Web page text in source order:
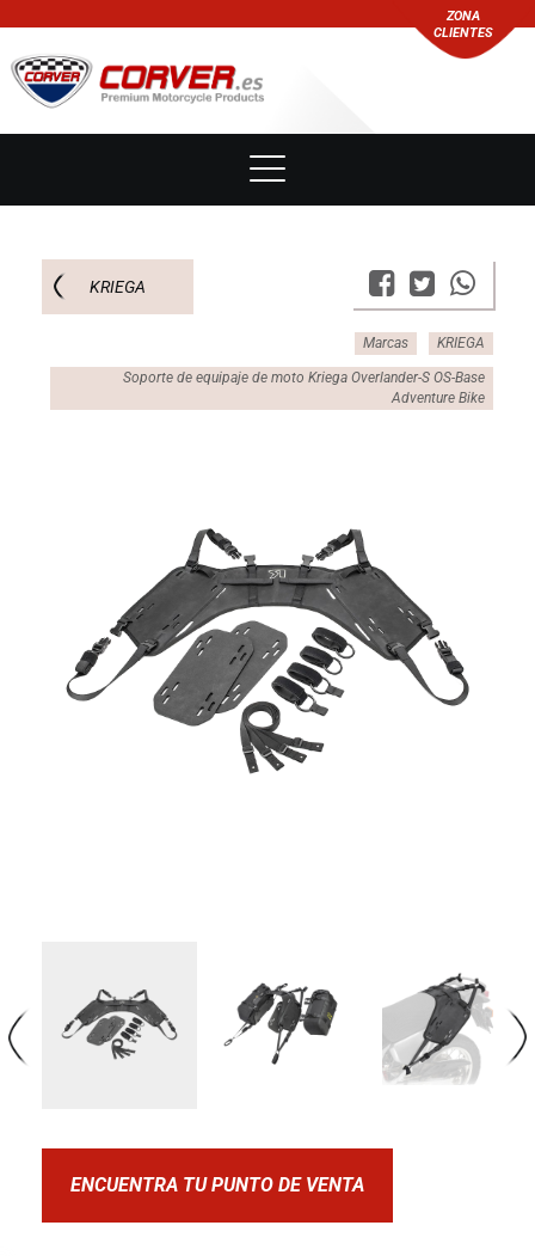
ZONA
CLIENTES
KRIEGA
Marcas KRIEGA
Soporte de equipaje de moto Kriega Overlander-S OS-Base
Adventure Bike
ENCUENTRA TU PUNTO DE VENTA